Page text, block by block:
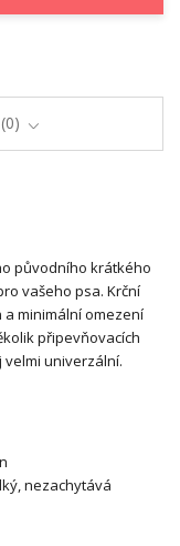
0
původního krátkého
vašeho psa. Krční
a minimální omezení
připevňovacích
univerzální.
nezachytává